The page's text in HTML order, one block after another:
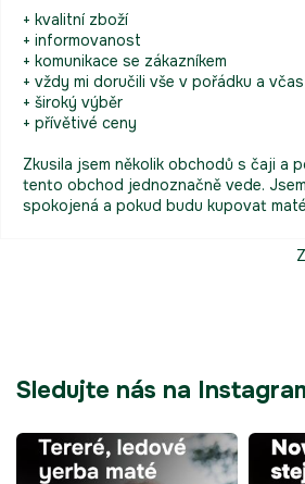
+ kvalitní zboží
+ informovanost
+ komunikace se zákazníkem
+ vždy mi doručili vše v pořádku a včas
+ široký výběr
+ přívětivé ceny
Zkusila jsem několik obchodů s čaji a
tento obchod jednoznačně vede.
spokojená a pokud budu kupovat
Sledujte nás na